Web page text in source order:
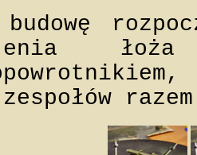
budowę